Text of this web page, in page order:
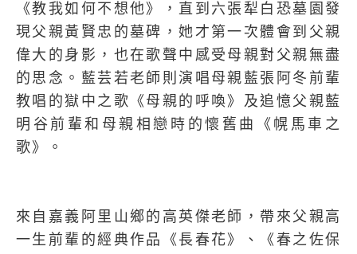
《教我如何不想他》，直到六張犁白恐墓園發
現父親黃賢忠的墓碑，她才第一次體會到父親
偉大的身影，也在歌聲中感受母親對父親無盡
的思念。藍芸若老師則演唱母親藍張阿冬前輩
教唱的獄中之歌《母親的呼喚》及追憶父親藍
明谷前輩和母親相戀時的懷舊曲《幌馬車之
歌》。
來自嘉義阿里山鄉的高英傑老師，帶來父親高
一生前輩的經典作品《長春花》、《春之佐保